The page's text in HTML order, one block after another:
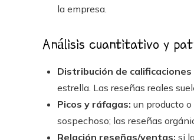
la empresa.
Análisis cuantitativo y
Distribución de calificaciones
estrella. Las reseñas reales
Picos y ráfagas: un producto
sospechoso; las reseñas
Relación reseñas/ventas: si